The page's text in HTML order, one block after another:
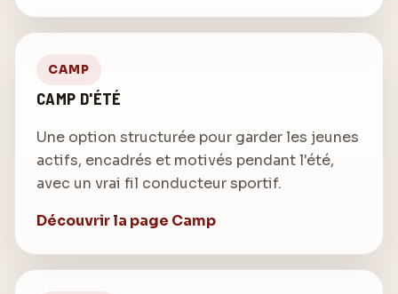
CAMP
CAMP D'ÉTÉ
Une option structurée pour garder les jeunes
actifs, encadrés et motivés pendant l'été,
avec un vrai fil conducteur sportif.
Découvrir la page Camp